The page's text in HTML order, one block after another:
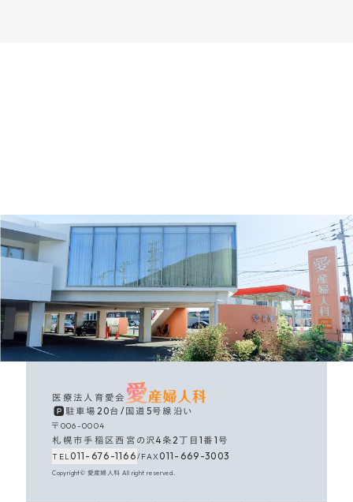
医療法人育愛会
駐車場20台 /国道5号線沿い
〒006-0004
札幌市手稲区西宮の沢4条2丁目1番1号
TEL011-676-1166/FAX011 - 669 -3003
Copyright© 愛産婦人科 All right reserved.